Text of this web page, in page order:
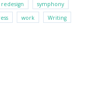
redesign
symphony
work Writing